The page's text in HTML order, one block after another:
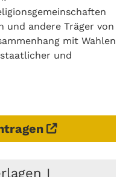
und andere Träger von
mit Wahlen
und
I